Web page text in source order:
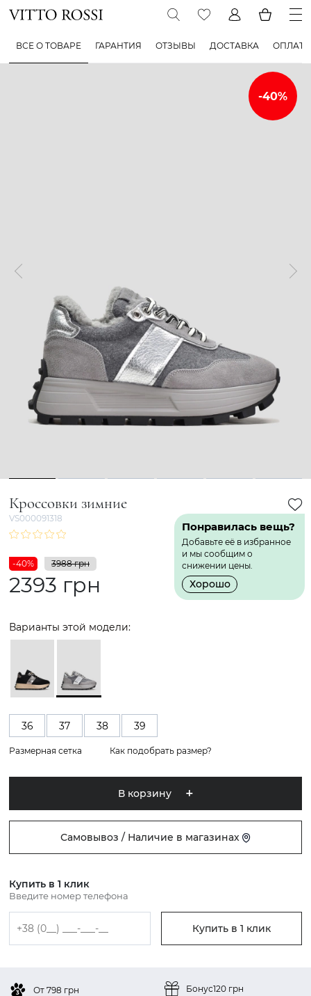
ВСЕ О ТОВАРЕ ГАРАНТИЯ ОТЗЫВЫ ДОСТАВКА ОПЛАТА
1 2 3 4 5 6
Кроссовки зимние
VS000091318
Понравилась вещь?
Добавьте её в избранное
и мы сообщим о
снижении цены.
Хорошо
-40% 3988 грн
2393 грн
Варианты этой модели:
36 37 38 39
Размерная сетка Как подобрать размер?
В корзину
Самовывоз / Наличие в магазинах
Купить в 1 клик
Введите номер телефона
Купить в 1 клик
От 798 грн
Бонус120 грн